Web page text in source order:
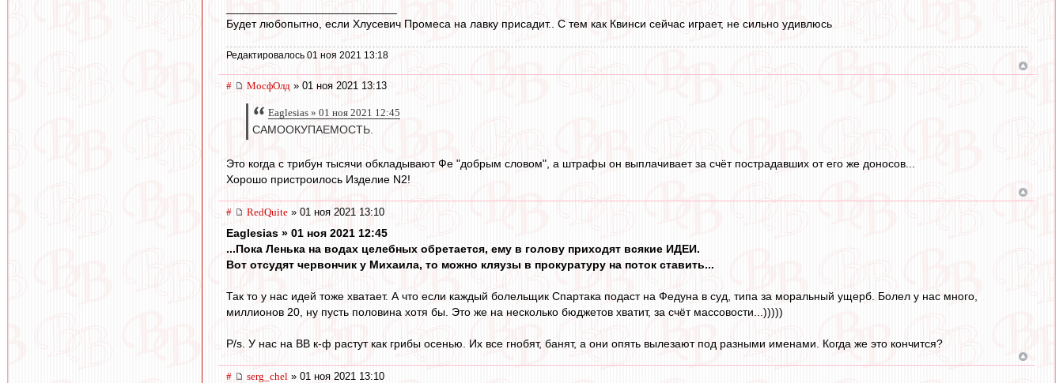
Будет любопытно, если Хлусевич Промеса на лавку присадит.. С тем как Квинси сейчас играет, не сильно удивлюсь
Редактировалось 01 ноя 2021 13:18
# МосфОлд » 01 ноя 2021 13:13
Eaglesias » 01 ноя 2021 12:45
САМООКУПАЕМОСТЬ.
Это когда с трибун тысячи обкладывают Фе "добрым словом", а штрафы он выплачивает за счёт пострадавших от его же доносов...
Хорошо пристроилось Изделие N2!
# RedQuite » 01 ноя 2021 13:10
Eaglesias » 01 ноя 2021 12:45
...Пока Ленька на водах целебных обретается, ему в голову приходят всякие ИДЕИ.
Вот отсудят червончик у Михаила, то можно кляузы в прокуратуру на поток ставить...
Так то у нас идей тоже хватает. А что если каждый болельщик Спартака подаст на Федуна в суд, типа за моральный ущерб. Болел у нас много,
миллионов 20, ну пусть половина хотя бы. Это же на несколько бюджетов хватит, за счёт массовости...)))))
P/s. У нас на ВВ к-ф растут как грибы осенью. Их все гнобят, банят, а они опять вылезают под разными именами. Когда же это кончится?
# serg_chel » 01 ноя 2021 13:10